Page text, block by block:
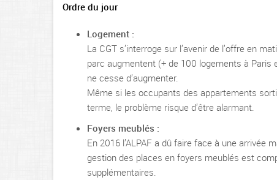
Ordre du jour
Logement :
La CGT s’interroge sur l’avenir de l’offre en
parc augmentent (+ de 100 logements à
ne cesse d’augmenter.
Même si les occupants des appartements
terme, le problème risque d’être alarmant.
Foyers meublés :
En 2016 l’ALPAF a dû faire face à une arrivée
gestion des places en foyers meublés est
supplémentaires.